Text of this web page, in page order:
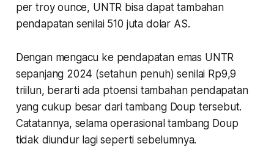
per troy ounce, UNTR bisa dapat tambahan
pendapatan senilai 510 juta dolar AS.
Dengan mengacu ke pendapatan emas UNTR
sepanjang 2024 (setahun penuh) senilai Rp9,9
triilun, berarti ada ptoensi tambahan pendapatan
yang cukup besar dari tambang Doup tersebut.
Catatannya, selama operasional tambang Doup
tidak diundur lagi seperti sebelumnya.